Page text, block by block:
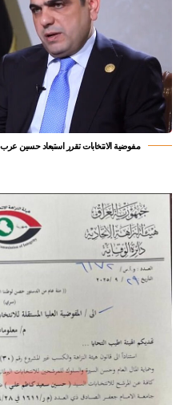
مفوضية الانتخابات تقرر استبعاد حسين عرب